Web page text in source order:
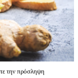
την πρόσληψη